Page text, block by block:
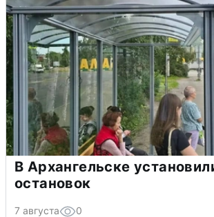
В Архангельске
остановок
7 августа 0